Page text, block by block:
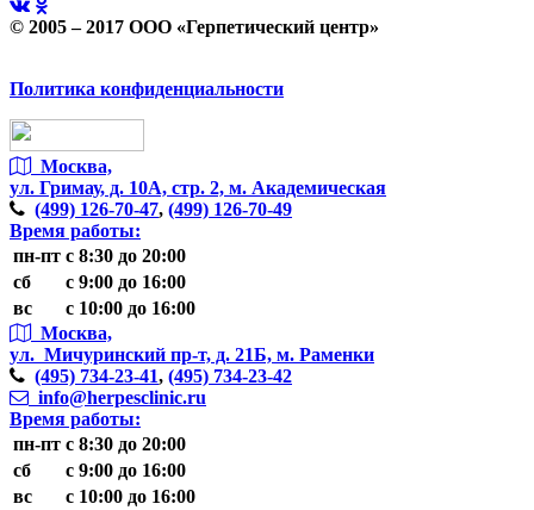
© 2005 – 2017 ООО «Герпетический центр»
Политика конфиденциальности
Москва,
ул. Гримау, д. 10А, стр. 2, м. Академическая
(499) 126-70-47, (499) 126-70-49
Время работы:
пн-пт с 8:30 до 20:00
сб
с 9:00 до 16:00
вс
с 10:00 до 16:00
Москва,
ул. Мичуринский пр-т, д. 21Б, м. Раменки
(495) 734-23-41, (495) 734-23-42
info@herpesclinic.ru
Время работы:
пн-пт с 8:30 до 20:00
сб
с 9:00 до 16:00
вс
с 10:00 до 16:00